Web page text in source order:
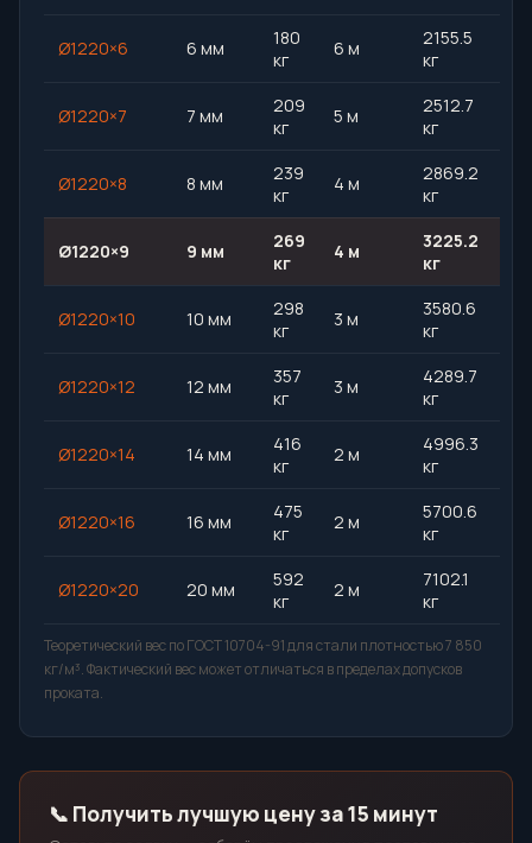
Ø1220×6 6 мм
180
кг
6 м
2155.5
кг
Ø1220×7 7 мм
209
кг
5 м
2512.7
кг
Ø1220×8 8 мм
239
кг
4 м
2869.2
кг
Ø1220×9 9 мм
269
кг
4 м
3225.2
кг
Ø1220×10 10 мм
298
кг
3 м
3580.6
кг
Ø1220×12 12 мм
357
кг
3 м
4289.7
кг
Ø1220×14 14 мм
416
кг
2 м
4996.3
кг
Ø1220×16 16 мм
475
кг
2 м
5700.6
кг
Ø1220×20 20 мм
592
кг
2 м
7102.1
кг
Теоретический вес по ГОСТ 10704-91 для стали плотностью 7 850
кг/м³. Фактический вес может отличаться в пределах допусков
проката.
📞 Получить лучшую цену за 15 минут